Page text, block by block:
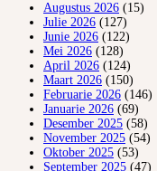
Augustus 2026 (15)
Julie 2026 (127)
Junie 2026 (122)
Mei 2026 (128)
April 2026 (124)
Maart 2026 (150)
Februarie 2026 (146)
Januarie 2026 (69)
Desember 2025 (58)
November 2025 (54)
Oktober 2025 (53)
September 2025 (47)